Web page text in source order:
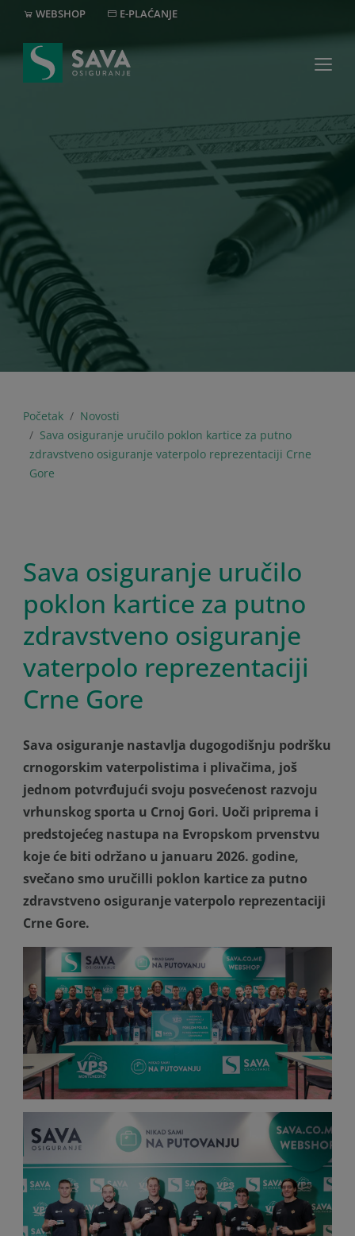
WEBSHOP E-PLAĆANJE
+382 20 40 30 20
Početak
Novosti
Sava osiguranje uručilo poklon kartice za putno
zdravstveno osiguranje vaterpolo reprezentaciji Crne
Gore
Sava osiguranje uručilo
poklon kartice za putno
zdravstveno osiguranje
vaterpolo reprezentaciji
Crne Gore
Sava osiguranje nastavlja dugogodišnju podršku
crnogorskim vaterpolistima i plivačima, još
jednom potvrđujući svoju posvećenost razvoju
vrhunskog sporta u Crnoj Gori. Uoči priprema i
predstojećeg nastupa na Evropskom prvenstvu
koje će biti održano u januaru 2026. godine,
svečano smo uručilli poklon kartice za putno
zdravstveno osiguranje vaterpolo reprezentaciji
Crne Gore.